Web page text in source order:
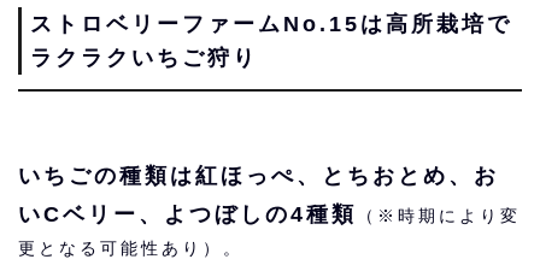
ストロベリーファームNo.15は高所栽培で
ラクラクいちご狩り
いちごの種類は紅ほっぺ、とちおとめ、お
いCベリー、よつぼしの4種類
（※時期により変
更となる可能性あり）。